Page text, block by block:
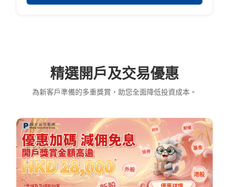
精選開戶及交易優惠
為新客戶準備的多重獎賞，助您全面降低投資成本。